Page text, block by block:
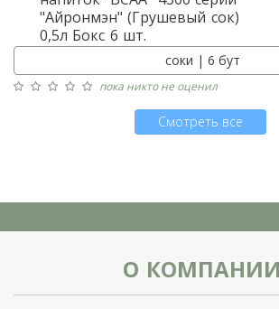
"Айронмэн" (Грушевый сок)
0,5л Бокс 6 шт.
соки | 6 бут
пока никто не оценил
Смотреть все
О КОМПАНИИ